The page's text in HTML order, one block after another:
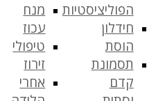
הפוליציסטיות
חידלון
הוסת
תסמונת
קדם
מנח
עכוז
טיפולי
זירוז
אחרי